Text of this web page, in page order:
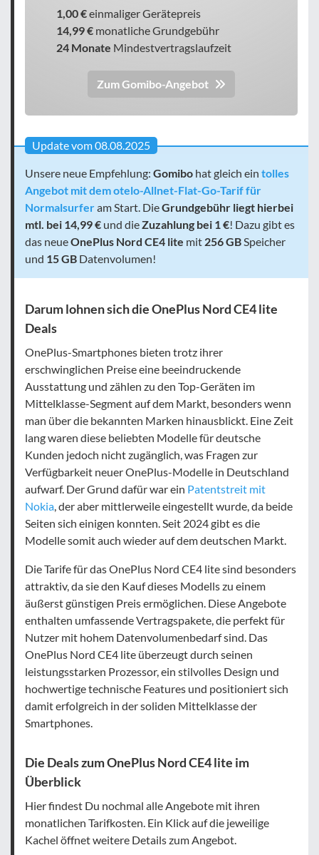
1,00 €einmaliger Gerätepreis
14,99 € monatliche Grundgebühr
24 Monate Mindestvertragslaufzeit
Zum Gomibo-Angebot
Update vom 08.08.2025
Unsere neue Empfehlung: Gomibo hat gleich ein tolles
Angebot mit dem otelo-Allnet-Flat-Go-Tarif für
Normalsurferam Start. DieGrundgebühr liegt hierbei
mtl. bei 14,99 € und dieZuzahlung bei 1€! Dazu gibt es
das neueOnePlus Nord CE4 lite mit 256 GBSpeicher
und 15 GB Datenvolumen!
Darum lohnen sich die OnePlusNord CE4 lite
Deals
OnePlus-Smartphones bieten trotz ihrer
erschwinglichen Preise eine beeindruckende
Ausstattung und zählen zu den Top-Geräten im
Mittelklasse-Segment auf dem Markt, besonders wenn
man über die bekannten Marken hinausblickt. Eine Zeit
lang waren diese beliebten Modelle für deutsche
Kunden jedoch nicht zugänglich, was Fragen zur
Verfügbarkeit neuer OnePlus-Modelle in Deutschland
aufwarf. Der Grund dafür war ein Patentstreit mit
Nokia, der aber mittlerweile eingestellt wurde, da beide
Seiten sich einigen konnten. Seit 2024 gibt es die
Modelle somit auch wieder auf dem deutschen Markt.
Die Tarife für das OnePlus Nord CE4 lite sind besonders
attraktiv, da sie den Kauf dieses Modells zu einem
äußerst günstigen Preis ermöglichen. Diese Angebote
enthalten umfassende Vertragspakete, die perfekt für
Nutzer mit hohem Datenvolumenbedarf sind. Das
OnePlus Nord CE4 lite überzeugt durch seinen
leistungsstarken Prozessor, ein stilvolles Design und
hochwertige technische Features und positioniert sich
damit erfolgreich in der soliden Mittelklasse der
Smartphones.
Die Deals zum OnePlus Nord CE4 lite im
Überblick
Hier findest Du nochmal alle Angebote mit ihren
monatlichen Tarifkosten. Ein Klick auf die jeweilige
Kachel öffnet weitere Details zum Angebot.